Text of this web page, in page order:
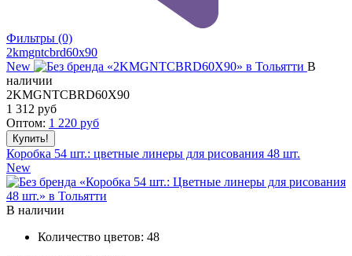
Фильтры (0)
2kmgntcbrd60x90
New
В
наличии
2KMGNTCBRD60X90
1 312 руб
Оптом: 1 220 руб
Коробка 54 шт.: цветные линеры для рисования 48 шт.
New
В наличии
Количество цветов: 48